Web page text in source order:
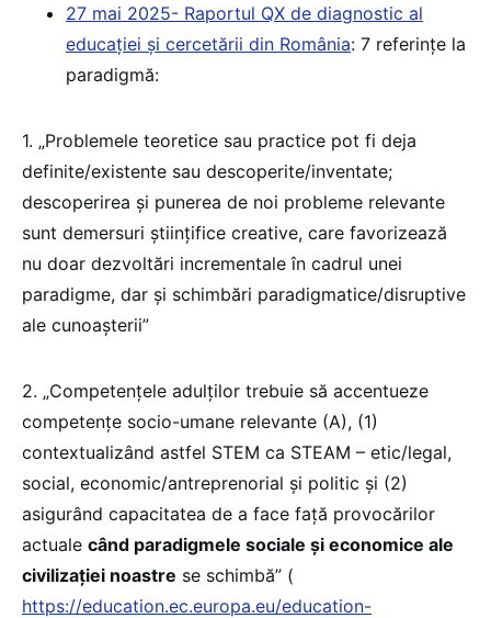
27 mai 2025- Raportul QX de diagnostic al
educației și cercetării din România: 7 referințe la
paradigmă:
1. „Problemele teoretice sau practice pot fi deja
definite/existente sau descoperite/inventate;
descoperirea și punerea de noi probleme relevante
sunt demersuri științifice creative, care favorizează
nu doar dezvoltări incrementale în cadrul unei
paradigme, dar și schimbări paradigmatice/disruptive
ale cunoașterii”
2. „Competențele adulților trebuie să accentueze
competențe socio-umane relevante (A), (1)
contextualizând astfel STEM ca STEAM – etic/legal,
social, economic/antreprenorial și politic și (2)
asigurând capacitatea de a face față provocărilor
actuale când paradigmele sociale și economice ale
civilizației noastre se schimbă” (
https://education.ec.europa.eu/education-